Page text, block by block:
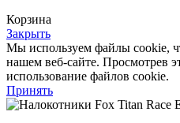
Корзина
Закрыть
Мы используем файлы cookie,
нашем веб-сайте. Просмотрев
использование файлов cookie.
Принять